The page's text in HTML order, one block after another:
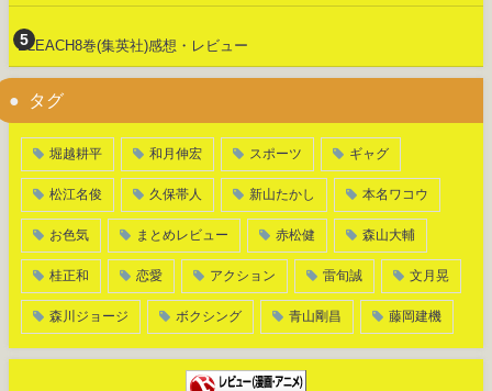
BLEACH8巻(集英社)感想・レビュー
タグ
堀越耕平 和月伸宏 スポーツ ギャグ
松江名俊 久保帯人 新山たかし 本名ワコウ
お色気 まとめレビュー 赤松健 森山大輔
桂正和 恋愛 アクション 雷旬誠 文月晃
森川ジョージ ボクシング 青山剛昌 藤岡建機